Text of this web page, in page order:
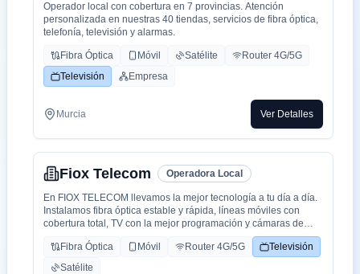
Operador local con cobertura en 7 provincias. Atención
personalizada en nuestras 40 tiendas, servicios de fibra óptica,
telefonía, televisión y alarmas.
Fibra Óptica Móvil Satélite
Router 4G/5G
Televisión
Empresa
Murcia Ver Detalles
Fiox Telecom Operadora Local
En FIOX TELECOM llevamos la mejor tecnología a tu día a día.
Instalamos fibra óptica estable y rápida, líneas móviles con
cobertura total, TV con la mejor programación y cámaras de
seguridad de última generación. Nuestro equipo garantiza un
servicio rápido, transparente y de calidad. FIOX TELECOM:
velocidad, confianza y seguridad.
Fibra Óptica Móvil Router 4G/5G
Televisión
Satélite